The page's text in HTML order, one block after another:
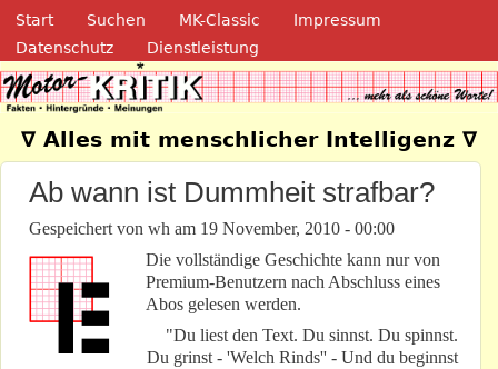
Direkt zum Inhalt
Navigation
Start Suchen MK-Classic
Impressum
Datenschutz
Dienstleistung
Motor-Kritik.de
∇ Alles mit menschlicher Intelligenz ∇
Ab wann ist Dummheit strafbar?
Gespeichert von wh am 19 November, 2010 - 00:00
Die vollständige Geschichte kann nur von
Premium-Benutzern nach Abschluss eines
Abos gelesen werden.
"Du liest den Text. Du sinnst. Du spinnst.
Du grinst - 'Welch Rinds'' - Und du beginnst